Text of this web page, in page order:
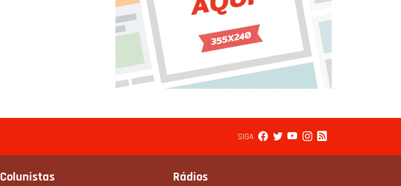
SIGA
Colunistas Rádios